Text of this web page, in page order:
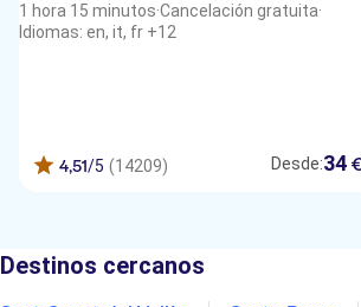
1 hora 15 minutos·Cancelación gratuita·
Idiomas: en, it, fr +12
4,51/5 (14209) Desde:34
Destinos cercanos